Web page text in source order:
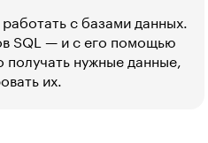
с базами данных.
SQL — и с его помощью
получать нужные данные,
их.